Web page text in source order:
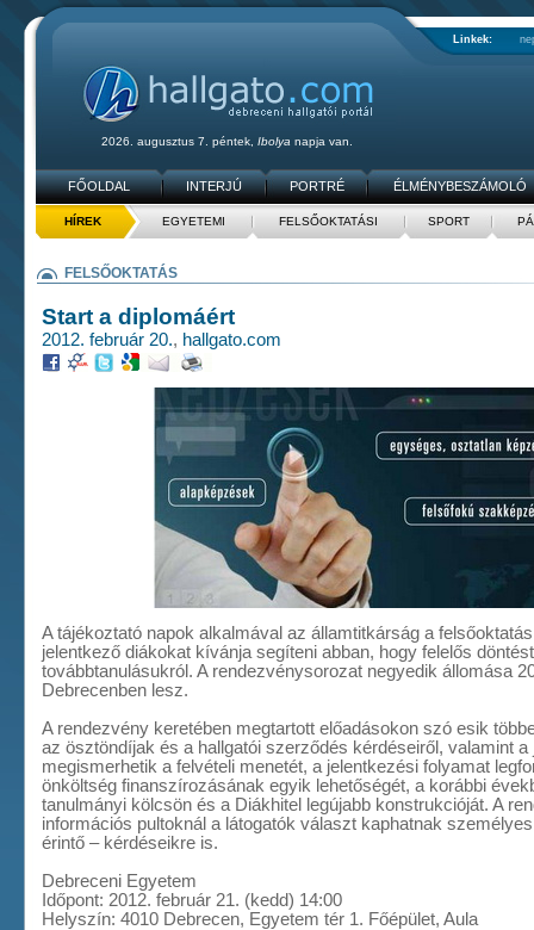
Linkek:
2026. augusztus 7. péntek, Ibolya napja van.
FŐOLDAL INTERJÚ PORTRÉ ÉLMÉNYBESZÁMOLÓ
HÍREK EGYETEMI FELSŐOKTATÁSI SPORT
FELSŐOKTATÁS
Start a diplomáért
2012. február 20., hallgato.com
A tájékoztató napok alkalmával az államtitkárság a
jelentkező diákokat kívánja segíteni abban, hogy felelős
továbbtanulásukról. A rendezvénysorozat negyedik állomása
Debrecenben lesz.
A rendezvény keretében megtartott előadásokon szó esik
az ösztöndíjak és a hallgatói szerződés kérdéseiről, valamint
megismerhetik a felvételi menetét, a jelentkezési folyamat
önköltség finanszírozásának egyik lehetőségét, a korábbi
tanulmányi kölcsön és a Diákhitel legújabb konstrukcióját. A
információs pultoknál a látogatók választ kaphatnak
érintő – kérdéseikre is.
Debreceni Egyetem
Időpont: 2012. február 21. (kedd) 14:00
Helyszín: 4010 Debrecen, Egyetem tér 1. Főépület, Aula